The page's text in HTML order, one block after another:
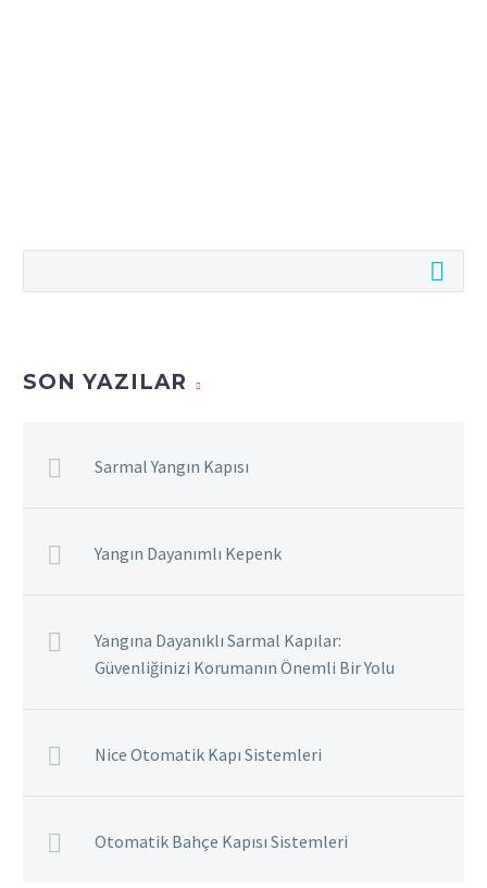
SON YAZILAR
Sarmal Yangın Kapısı
Yangın Dayanımlı Kepenk
Yangına Dayanıklı Sarmal Kapılar:
Güvenliğinizi Korumanın Önemli Bir Yolu
Nice Otomatik Kapı Sistemleri
Otomatik Bahçe Kapısı Sistemleri